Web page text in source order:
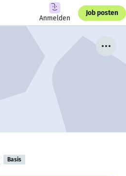
Anmelden
Job posten
Basis